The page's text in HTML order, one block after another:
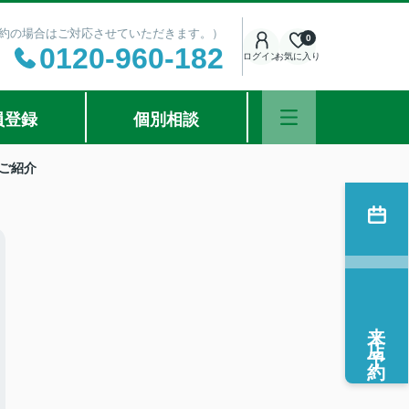
場合はご対応させていただきます。）
0120-960-182 ログインお気に入り
0
登録 個別相談
紹介
来店予約